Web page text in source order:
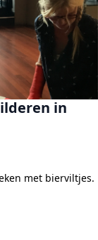
in
met bierviltjes.